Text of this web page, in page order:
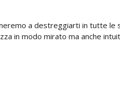
a destreggiarti in tutte le
in modo mirato ma anche